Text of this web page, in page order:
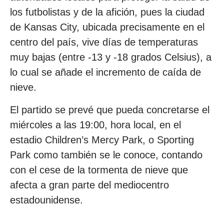
los futbolistas y de la afición, pues la ciudad
de Kansas City, ubicada precisamente en el
centro del país, vive días de temperaturas
muy bajas (entre -13 y -18 grados Celsius), a
lo cual se añade el incremento de caída de
nieve.
El partido se prevé que pueda concretarse el
miércoles a las 19:00, hora local, en el
estadio Children’s Mercy Park, o Sporting
Park como también se le conoce, contando
con el cese de la tormenta de nieve que
afecta a gran parte del mediocentro
estadounidense.